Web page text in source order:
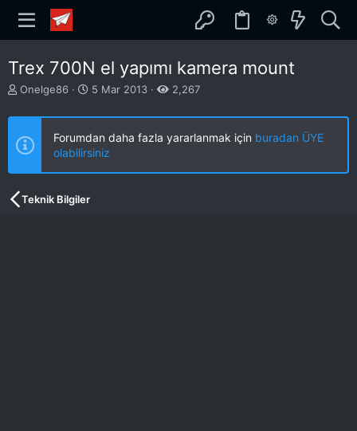
Trex 700N el yapımı kamera mount
K
n
u
u
b
a
Onelge86
B
ş
l
a
n
g
5 Mar 2013 2,267
Forumdan daha fazla yararlanmak için buradan ÜYE
olabilirsiniz
Teknik Bilgiler